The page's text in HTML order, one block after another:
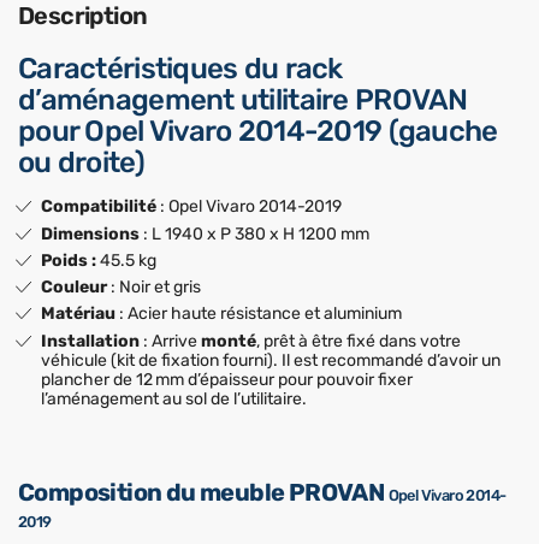
Description
Caractéristiques du rack
d’aménagement utilitaire PROVAN
pour Opel Vivaro 2014-2019 (gauche
ou droite)
Compatibilité : Opel Vivaro 2014-2019
Dimensions : L 1940 x P 380 x H 1200 mm
Poids :45.5 kg
Couleur: Noir et gris
Matériau : Acier haute résistance et aluminium
Installation : Arrivemonté, prêt à être fixé dans votre
véhicule (kit de fixation fourni). Il est recommandé d’avoir un
plancher de 12 mm d’épaisseur pour pouvoir fixer
l’aménagement au sol de l’utilitaire.
Composition du meuble PROVAN Opel Vivaro 2014-
2019